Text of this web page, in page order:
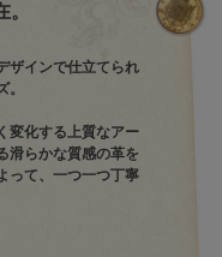
ザインで仕立てられ
変化する上質なアー
滑らかな質感の革を
って、一つ一つ丁寧